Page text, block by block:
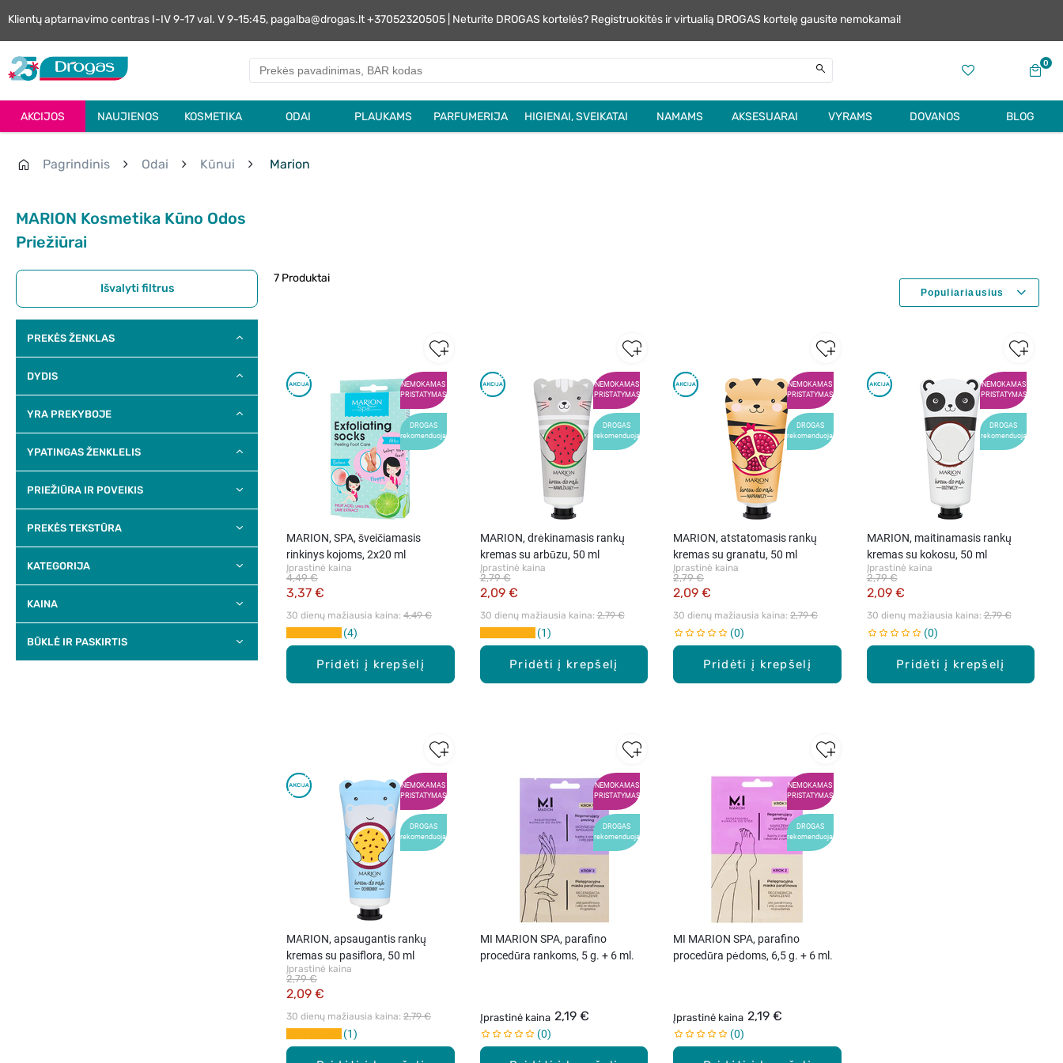
Klientų aptarnavimo centras I-IV 9-17 val. V 9-15:45, pagalba@drogas.lt +37052320505 | Neturite DROGAS kortelės? Registruokitės ir virtualią DROGAS kortelę gausite nemokamai!
0
AKCIJOS NAUJIENOS KOSMETIKA ODAI PLAUKAMS PARFUMERIJA HIGIENAI, SVEIKATAI NAMAMS AKSESUARAI VYRAMS DOVANOS BLOG
Pagrindinis Odai Kūnui Marion
MARION Kosmetika Kūno Odos
Priežiūrai
Išvalyti filtrus
PREKĖS ŽENKLAS
DYDIS
YRA PREKYBOJE
YPATINGAS ŽENKLELIS
PRIEŽIŪRA IR POVEIKIS
PREKĖS TEKSTŪRA
KATEGORIJA
KAINA
BŪKLĖ IR PASKIRTIS
7 Produktai
NEMOKAMAS
PRISTATYMAS
DROGAS
rekomenduoja
Pridėti į krepšelį
MARION, SPA, šveičiamasis
rinkinys kojoms, 2x20 ml
Įprastinė kaina
3,37 €
4,49 €
30 dienų mažiausia kaina: 4,49 €
4
NEMOKAMAS
PRISTATYMAS
DROGAS
rekomenduoja
Pridėti į krepšelį
MARION, drėkinamasis rankų
kremas su arbūzu, 50 ml
Įprastinė kaina
2,09 €
2,79 €
30 dienų mažiausia kaina: 2,79 €
1
NEMOKAMAS
PRISTATYMAS
DROGAS
rekomenduoja
Pridėti į krepšelį
MARION, atstatomasis rankų
kremas su granatu, 50 ml
Įprastinė kaina
2,09 €
2,79 €
30 dienų mažiausia kaina: 2,79 €
0
NEMOKAMAS
PRISTATYMAS
DROGAS
rekomenduoja
Pridėti į krepšelį
MARION, maitinamasis rankų
kremas su kokosu, 50 ml
Įprastinė kaina
2,09 €
2,79 €
30 dienų mažiausia kaina: 2,79 €
0
NEMOKAMAS
PRISTATYMAS
DROGAS
rekomenduoja
MARION, apsaugantis rankų
kremas su pasiflora, 50 ml
Įprastinė kaina
2,09 €
2,79 €
30 dienų mažiausia kaina: 2,79 €
1
NEMOKAMAS
PRISTATYMAS
DROGAS
rekomenduoja
MI MARION SPA, parafino
procedūra rankoms, 5 g. + 6 ml.
Įprastinė kaina 2,19 €
0
NEMOKAMAS
PRISTATYMAS
DROGAS
rekomenduoja
MI MARION SPA, parafino
procedūra pėdoms, 6,5 g. + 6 ml.
Įprastinė kaina 2,19 €
0